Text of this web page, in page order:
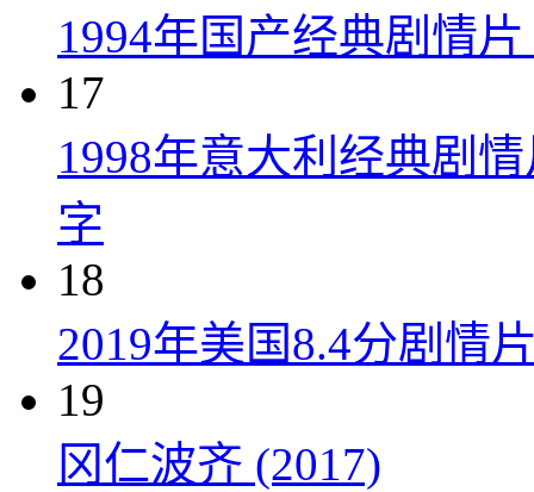
1994年国产经典剧情
17
1998年意大利经典剧
字
18
2019年美国8.4分剧情
19
冈仁波齐 (2017)